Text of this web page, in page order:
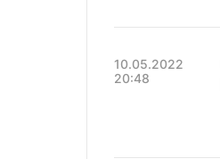
10.05.2022
20:48